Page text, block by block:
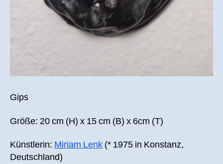
Gips
Größe: 20 cm (H) x 15 cm (B) x 6cm (T)
Künstlerin: Miriam Lenk (* 1975 in Konstanz,
Deutschland)